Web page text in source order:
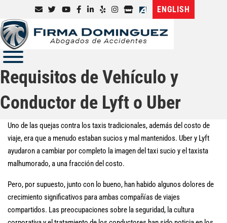
ENGLISH
Requisitos de Vehículo y
Conductor de Lyft o Uber
Uno de las quejas contra los taxis tradicionales, además del costo de
viaje, era que a menudo estaban sucios y mal mantenidos. Uber y Lyft
ayudaron a cambiar por completo la imagen del taxi sucio y el taxista
malhumorado, a una fracción del costo.
Pero, por supuesto, junto con lo bueno, han habido algunos dolores de
crecimiento significativos para ambas compañías de viajes
compartidos. Las preocupaciones sobre la seguridad, la cultura